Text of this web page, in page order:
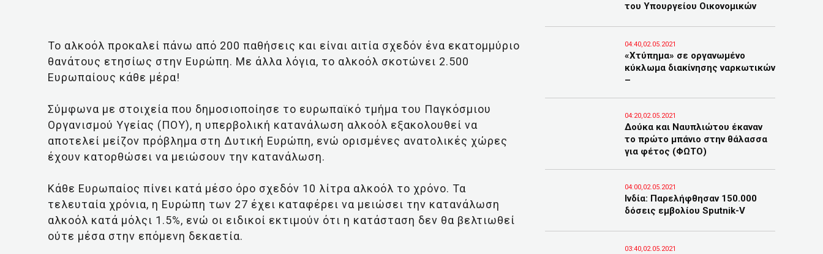
Το αλκοόλ προκαλεί πάνω από 200 παθήσεις και είναι αιτία σχεδόν ένα εκατομμύριο
θανάτους ετησίως στην Ευρώπη. Με άλλα λόγια, το αλκοόλ σκοτώνει 2.500
Ευρωπαίους κάθε μέρα!
Σύμφωνα με στοιχεία που δημοσιοποίησε το ευρωπαϊκό τμήμα του Παγκόσμιου
Οργανισμού Υγείας (ΠΟΥ), η υπερβολική κατανάλωση αλκοόλ εξακολουθεί να
αποτελεί μείζον πρόβλημα στη Δυτική Ευρώπη, ενώ ορισμένες ανατολικές χώρες
έχουν κατορθώσει να μειώσουν την κατανάλωση.
Κάθε Ευρωπαίος πίνει κατά μέσο όρο σχεδόν 10 λίτρα αλκοόλ το χρόνο. Τα
τελευταία χρόνια, η Ευρώπη των 27 έχει καταφέρει να μειώσει την κατανάλωση
αλκοόλ κατά μόλςι 1.5%, ενώ οι ειδικοί εκτιμούν ότι η κατάσταση δεν θα βελτιωθεί
ούτε μέσα στην επόμενη δεκαετία.
του Υπουργείου Οικονομικών
04:40,02.05.2021
«Χτύπημα» σε οργανωμένο
κύκλωμα διακίνησης ναρκωτικών
–
04:20,02.05.2021
Δούκα και Ναυπλιώτου έκαναν
το πρώτο μπάνιο στην θάλασσα
για φέτος (ΦΩΤΟ)
04:00,02.05.2021
Ινδία: Παρελήφθησαν 150.000
δόσεις εμβολίου Sputnik-V
03:40,02.05.2021